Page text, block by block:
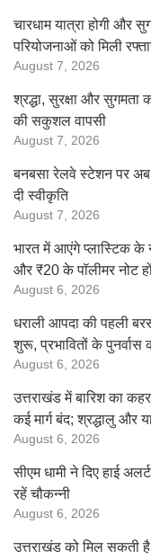
चारधाम यात्रा होगी और
परियोजनाओं को मिली
August 7, 2026
श्रद्धा, सुरक्षा और
की सकुशल वापसी
August 7, 2026
बनबसा रेलवे स्टेशन पर
दी स्वीकृति
August 7, 2026
भारत में आएंगे प्लास्टिक
और ₹20 के पॉलीमर नोट
August 6, 2026
धराली आपदा की पहली
शुरू, प्रभावितों के पुनर्वास
August 6, 2026
उत्तराखंड में बारिश का
कई मार्ग बंद; श्रद्धालु और
August 6, 2026
सीएम धामी ने दिए हाई
रहें चौकन्नी
August 6, 2026
उत्तराखंड को मिल सकती